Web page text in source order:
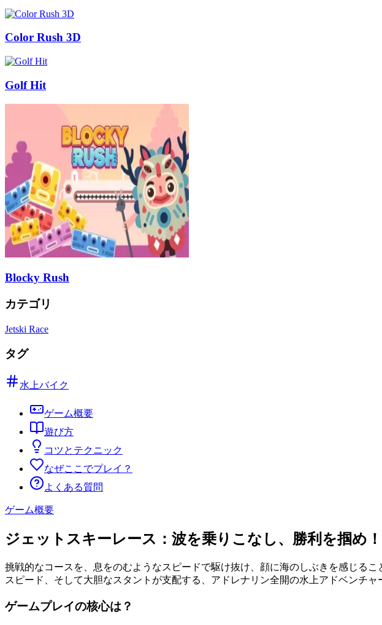
Color Rush 3D
Golf Hit
Blocky Rush
カテゴリ
Jetski Race
タグ
水上バイク
ゲーム概要
遊び方
コツとテクニック
なぜここでプレイ？
よくある質問
ゲーム概要
ジェットスキーレース：波を乗りこなし、勝利を掴め！
挑戦的なコースを、息をのむようなスピードで駆け抜け、顔に海のしぶきを感じる
スピード、そして大胆なスタントが支配する、アドレナリン全開の水上アドベンチャ
ゲームプレイの核心は？